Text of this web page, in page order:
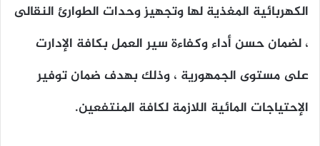
الكهربائية المغذية لها وتجهيز وحدات الطوارئ النقالى
، لضمان حسن أداء وكفاءة سير العمل بكافة الإدارت
على مستوى الجمهورية ، وذلك بهدف ضمان توفير
الإحتياجات المائية اللازمة لكافة المنتفعين.